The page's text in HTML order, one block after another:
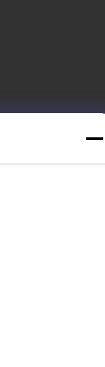
© di
Co., Ltd. .